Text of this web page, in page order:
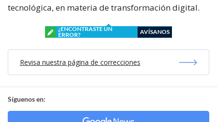
tecnológica, en materia de transformación digital.
¿ENCONTRASTE UN
ERROR?
AVÍSANOS
Revisa nuestra página de correcciones
Síguenos en: